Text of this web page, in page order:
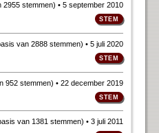
2955 stemmen) • 5 september 2010
van 2888 stemmen) • 5 juli 2020
952 stemmen) • 22 december 2019
van 1381 stemmen) • 3 juli 2011